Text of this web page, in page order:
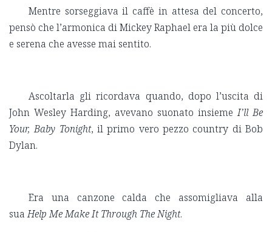
Mentre sorseggiava il caffè in attesa del concerto,
pensò che l’armonica di Mickey Raphael era la più dolce
e serena che avesse mai sentito.
Ascoltarla gli ricordava quando, dopo l’uscita di
John Wesley Harding, avevano suonato insiemeI’ll Be
Your, Baby Tonight, il primo vero pezzo country di Bob
Dylan.
Era una canzone calda che assomigliava alla
suaHelp Me Make It Through The Night.